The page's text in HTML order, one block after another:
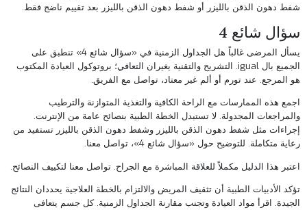
شفط دهون الذقن بالليزر أو شفط دهون الذقن بالليزر بعد تقييم ناضج فقط.
سؤال شائع 4
يسأل المرضى غالباً هل الجداول الزمنية في «سؤال شائع 4» تنطبق على
الجميع بال igual. التشريح والتقنية يغيران التعافي؛ بروتوكول العيادة المكتوب
هو المرجع. عند تورم أو ألم غير معتاد، تواصل مع الفريق.
اجمع هذه الممارسات مع الراحة الكافية والتغذية المتوازنة والترطيب
والمراجعات المجدولة. لا تستبدل الخطة الطبية بنصائح عامة من الإنترنت.
إجراءات مثل شفط دهون الذقن بالليزر وشفط دهون الذقن بالليزر تستفيد من
رعاية متكاملة. للتوضيح حول «سؤال شائع 4»،
تواصل معنا.
اعتبر هذا الدليل مكملاً للعلاقة المباشرة مع الجراح.تواصل معنا لتكييف النصائح.
تؤكد الأدبيات الطبية أن تثقيف المريض والالتزام بالخطة العلاجية يحددان النتائج
الجيدة. اقرأ مواد العيادة وتجنب مقارنة الجداول الزمنية. كل جسم يتعافى